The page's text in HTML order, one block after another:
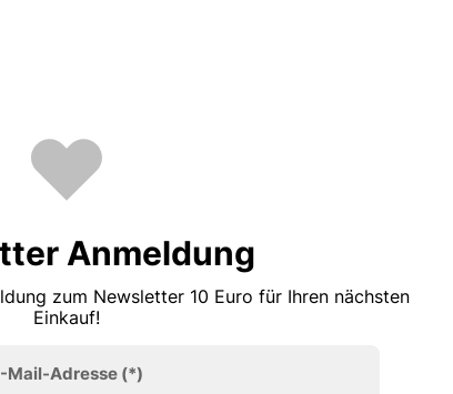
Anmeldung
zum Newsletter 10 Euro für Ihren nächsten
Einkauf!
Mail-Adresse(*)